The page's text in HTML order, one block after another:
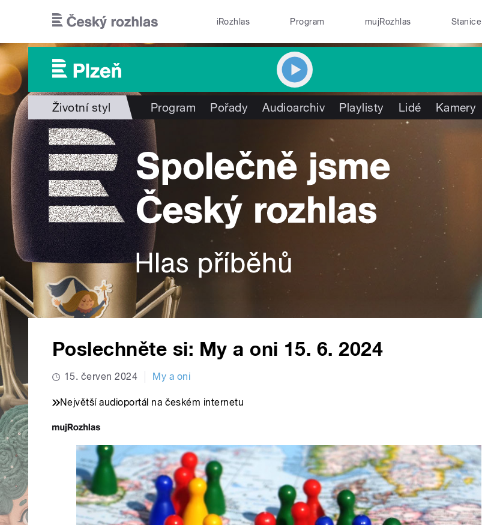
iRozhlas Program mujRozhlas Stanice
Životní styl Program Pořady Audioarchiv Playlisty Lidé Kamery
Poslechněte si: My a oni 15. 6. 2024
15. červen 2024 My a oni
Největší audioportál na českém internetu